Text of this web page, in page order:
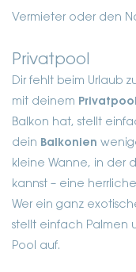
Vermieter oder den
Privatpool
Dir fehlt beim Urlaub
mit deinem Privatpool
Balkon hat, stellt
dein Balkonien
kleine Wanne, in der
kannst – eine
Wer ein ganz
stellt einfach Palmen
Pool auf.